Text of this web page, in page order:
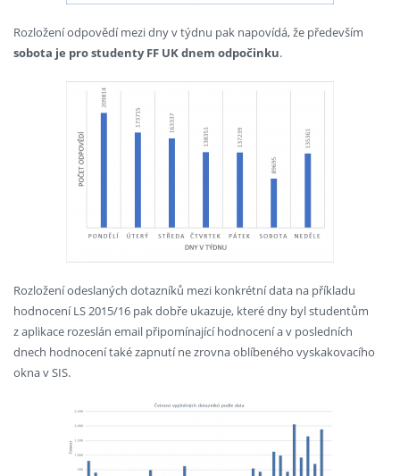
Rozložení odpovědí mezi dny v týdnu pak napovídá, že především
sobota je pro studenty FF UK dnem odpočinku.
Rozložení odeslaných dotazníků mezi konkrétní data na příkladu
hodnocení LS 2015/16 pak dobře ukazuje, které dny byl studentům
z aplikace rozeslán email připomínající hodnocení a v posledních
dnech hodnocení také zapnutí ne zrovna oblíbeného vyskakovacího
okna v SIS.